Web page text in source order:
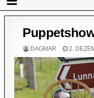
DAGMAR 2.